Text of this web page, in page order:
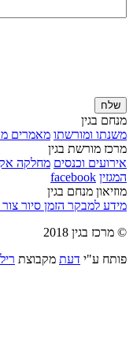
שלח
מנחם בגין
משנתו ומורשתו מאמרים
מרכז מורשת בגין
אירועים וכנסים מחלקה
המגזין facebook
מוזיאון מנחם בגין
מידע למבקר הזמן סיור
© מרכז בגין 2018
פותח ע"י דעת מקבוצת